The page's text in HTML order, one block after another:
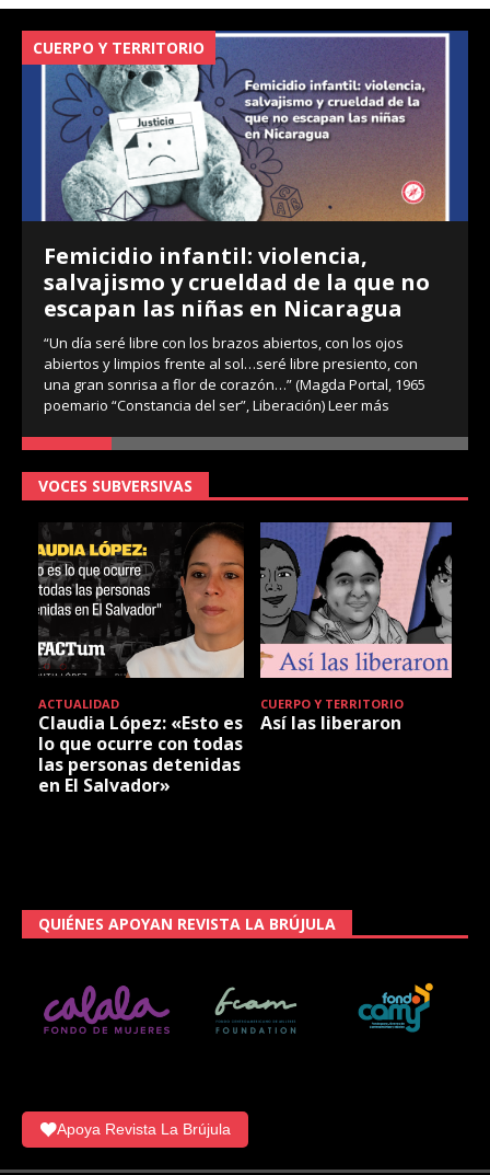
CUERPO Y TERRITORIO
Femicidio infantil: violencia,
salvajismo y crueldad de la que no
escapan las niñas en Nicaragua
“Un día seré libre con los brazos abiertos, con los ojos
abiertos y limpios frente al sol…seré libre presiento, con
una gran sonrisa a flor de corazón…” (Magda Portal, 1965
poemario “Constancia del ser”, Liberación)Leer más
VOCES SUBVERSIVAS
ACTUALIDAD
Claudia López: «Esto es
lo que ocurre con todas
las personas detenidas
en El Salvador»
CUERPO Y TERRITORIO
Así las liberaron
QUIÉNES APOYAN REVISTA LA BRÚJULA
Apoya Revista La Brújula